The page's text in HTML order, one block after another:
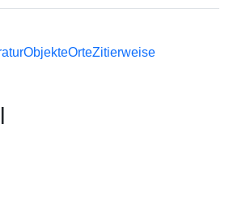
ObjekteOrteZitierweise